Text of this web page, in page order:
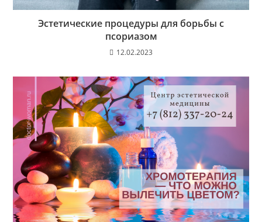
Эстетические процедуры для борьбы с
псориазом
12.02.2023